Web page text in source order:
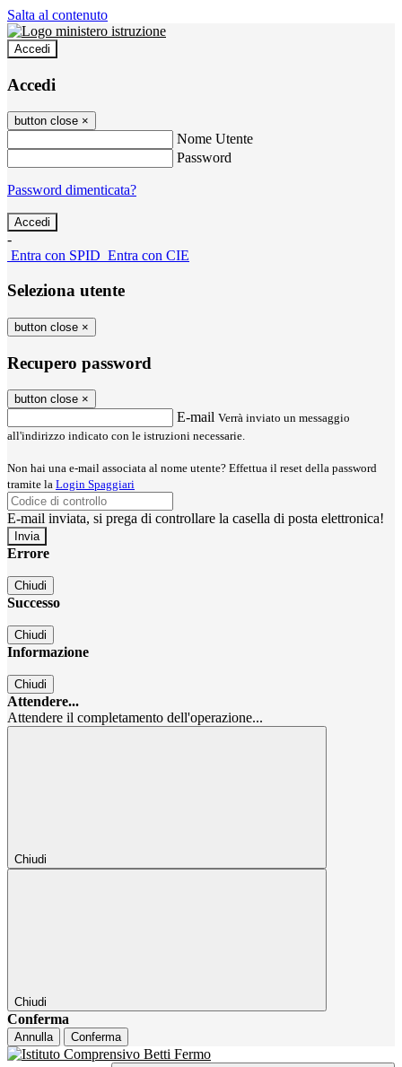
Salta al contenuto
Accedi
Accedi
button close ×
Nome Utente
Password
Password dimenticata?
-
Entra con SPID Entra con CIE
Seleziona utente
button close ×
Recupero password
button close ×
E-mail Verrà inviato un messaggio
all'indirizzo indicato con le istruzioni necessarie.
Non hai una e-mail associata al nome utente? Effettua il reset della password
tramite la Login Spaggiari
E-mail inviata, si prega di controllare la casella di posta elettronica!
Errore
Chiudi
Successo
Chiudi
Informazione
Chiudi
Attendere...
Attendere il completamento dell'operazione...
Chiudi
Chiudi
Conferma
Annulla Conferma